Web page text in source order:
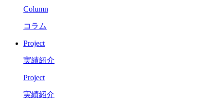
Column
コラム
Project
実績紹介
Project
実績紹介